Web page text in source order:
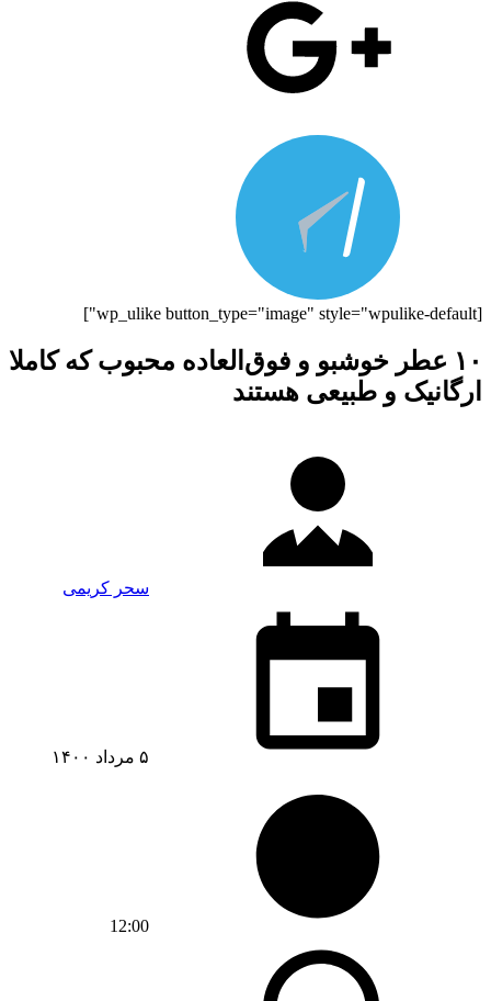
[wp_ulike button_type="image" style="wpulike-default"]
۱۰ عطر خوشبو و فوق‌العاده محبوب که کاملا
ارگانیک و طبیعی هستند
سحر کریمی
۵ مرداد ۱۴۰۰
12:00